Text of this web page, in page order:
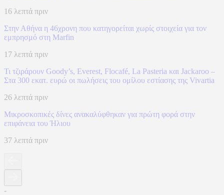
16 λεπτά πριν
Στην Αθήνα η 46χρονη που κατηγορείται χωρίς στοιχεία για τον
εμπρησμό στη Marfin
17 λεπτά πριν
Τι τζιράρουν Goody’s, Everest, Flocafé, La Pasteria και Jackaroo –
Στα 300 εκατ. ευρώ οι πωλήσεις του ομίλου εστίασης της Vivartia
26 λεπτά πριν
Μικροσκοπικές δίνες ανακαλύφθηκαν για πρώτη φορά στην
επιφάνεια του Ήλιου
37 λεπτά πριν
-